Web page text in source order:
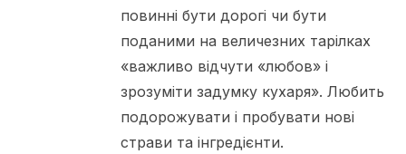
повинні бути дорогі чи бути
поданими на величезних тарілках
«важливо відчути «любов» і
зрозуміти задумку кухаря». Любить
подорожувати і пробувати нові
страви та інгредієнти.